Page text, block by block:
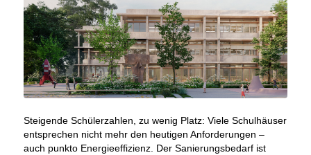
Steigende Schülerzahlen, zu wenig Platz: Viele Schulhäuser
entsprechen nicht mehr den heutigen Anforderungen –
auch punkto Energieeffizienz. Der Sanierungsbedarf ist